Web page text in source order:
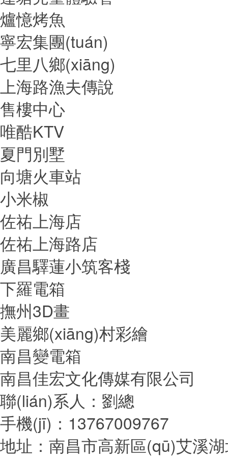
爐憶烤魚
寧宏集團(tuán)
七里八鄉(xiāng)
上海路漁夫傳說
售樓中心
唯酷KTV
夏門別墅
向塘火車站
小米椒
佐祐上海店
佐祐上海路店
廣昌驛蓮小筑客棧
下羅電箱
撫州3D畫
美麗鄉(xiāng)村彩繪
南昌變電箱
南昌佳宏文化傳媒有限公司
聯(lián)系人：劉總
手機(jī)：13767009767
地址：南昌市高新區(qū)艾溪